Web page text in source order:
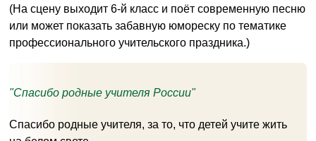
(На сцену выходит 6-й класс и поёт современную песню
или может показать забавную юмореску по тематике
профессионального учительского праздника.)
"Спасибо родные учителя России"
Спасибо родные учителя, за то, что детей учите жить